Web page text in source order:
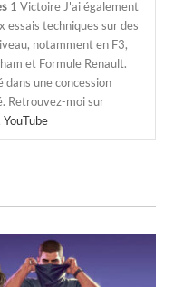
1 Victoire J'ai également
essais techniques sur des
notamment en F3,
et Formule Renault.
une concession
Retrouvez-moi sur
YouTube